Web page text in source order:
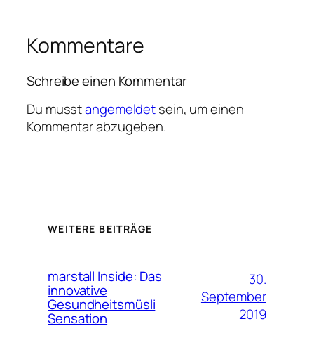
Kommentare
Schreibe einen Kommentar
Du musstangemeldetsein, um einen
Kommentar abzugeben.
WEITERE BEITRÄGE
marstall Inside: Das
innovative
Gesundheitsmüsli
Sensation
30.
September
2019